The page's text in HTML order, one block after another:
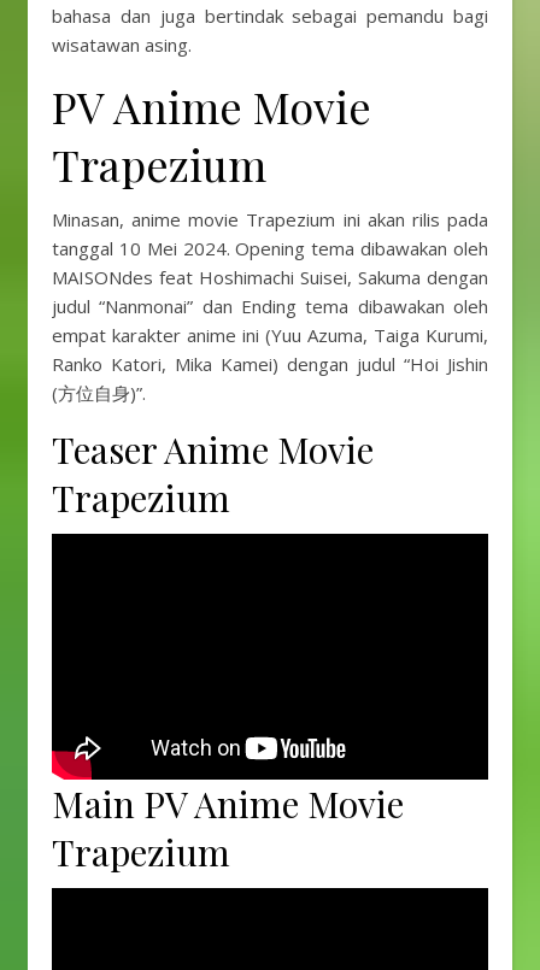
bahasa dan juga bertindak sebagai pemandu bagi
wisatawan asing.
PV Anime Movie
Trapezium
Minasan, anime movie Trapezium ini akan rilis pada
tanggal 10 Mei 2024. Opening tema dibawakan oleh
MAISONdes feat Hoshimachi Suisei, Sakuma dengan
judul “Nanmonai” dan Ending tema dibawakan oleh
empat karakter anime ini (Yuu Azuma, Taiga Kurumi,
Ranko Katori, Mika Kamei) dengan judul “Hoi Jishin
(方位自身)”.
Teaser Anime Movie
Trapezium
Main PV Anime Movie
Trapezium